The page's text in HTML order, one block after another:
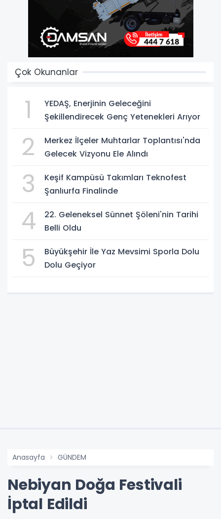
Çok Okunanlar
1
YEDAŞ, Enerjinin Geleceğini
Şekillendirecek Genç Yetenekleri Arıyor
2
Merkez İlçeler Muhtarlar Toplantısı'nda
Gelecek Vizyonu Ele Alındı
3
Keşif Kampüsü Takımları Teknofest
Şanlıurfa Finalinde
4
22. Geleneksel Sünnet Şöleni'nin Tarihi
Belli Oldu
5
Büyükşehir İle Yaz Mevsimi Sporla Dolu
Dolu Geçiyor
Anasayfa GÜNDEM
Nebiyan Doğa Festivali
İptal Edildi